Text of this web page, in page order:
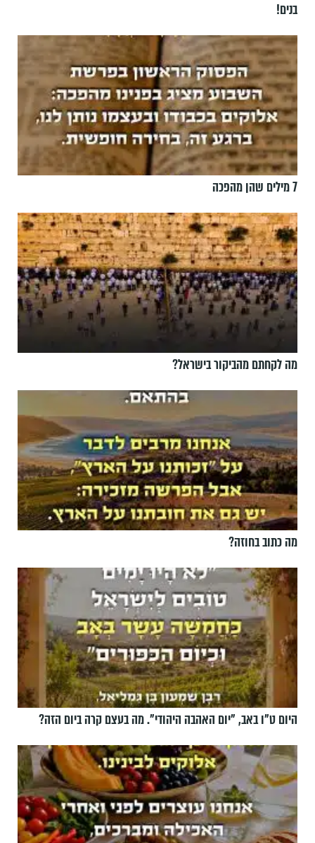
בנים!
7 מילים שהן מהפכה
מה לקחתם מהביקור בישראל?
מה כתוב בחוזה?
היום ט"ו באב, ”יום האהבה היהודי". מה בעצם קרה ביום הזה?